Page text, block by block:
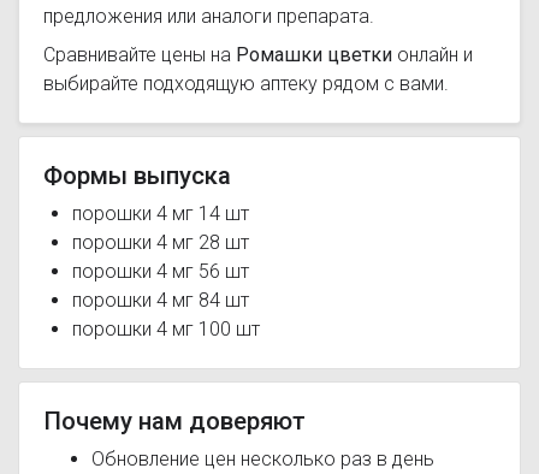
предложения или аналоги препарата.
Сравнивайте цены на Ромашки цветки онлайн и
выбирайте подходящую аптеку рядом с вами.
Формы выпуска
порошки 4 мг 14 шт
порошки 4 мг 28 шт
порошки 4 мг 56 шт
порошки 4 мг 84 шт
порошки 4 мг 100 шт
Почему нам доверяют
Обновление цен несколько раз в день